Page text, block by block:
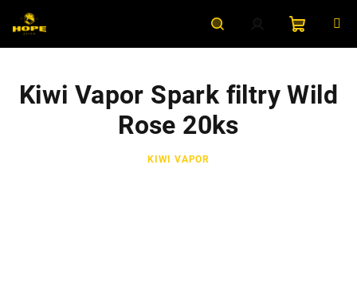
obsah
HledatPřihlášeníNákupní
košík
Kiwi Vapor Spark filtry Wild
Rose 20ks
KIWI VAPOR